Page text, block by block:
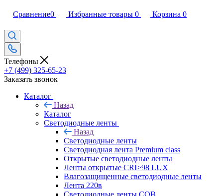
Сравнение0 Избранные товары 0 Корзина 0
Телефоны
+7 (499) 325-65-23
Заказать звонок
Каталог
Назад
Каталог
Светодиодные ленты
Назад
Светодиодные ленты
Светодиодная лента Premium class
Открытые светодиодные ленты
Ленты открытые CRI>98 LUX
Влагозащищенные светодиодные ленты
Лента 220в
Светодиодные ленты COB